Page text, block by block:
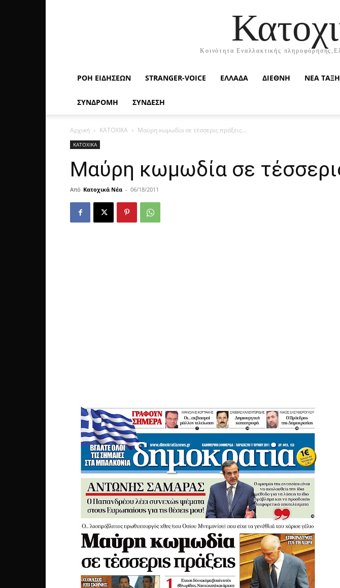
Κοινότητα Εναλλακτικής
ΡΟΉ ΕΙΔΉΣΕΩΝ STRANGER-VOICE ΕΛΛΑΔΑ ΔΙΕΘΝΗ ΝΕΑ
ΣΥΝΔΡΟΜΗ ΣΥΝΔΕΣΗ
Αρχική ΚΑΤΟΧΙΚΑ Μαύρη κωμωδία σε τέσσερις πράξεις…
ΚΑΤΟΧΙΚΑ
Μαύρη κωμωδία σε
Από Κατοχικά Νέα - 06/18/2011